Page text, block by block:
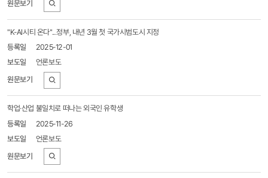
보도일,
기사보기
바로가기
"K-AI시티 온다"...정부, 내년 3월 첫 국가시범도시 지정
2025-12-01
언론보도
바로가기
학업·산업 불일치로 떠나는 외국인 유학생
2025-11-26
언론보도
바로가기